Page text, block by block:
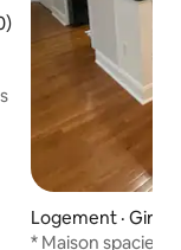
de 4,92 sur 5,
Logement · Girard
* Maison